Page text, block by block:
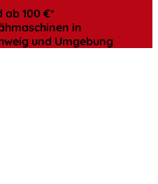
100 €*
in
und Umgebung